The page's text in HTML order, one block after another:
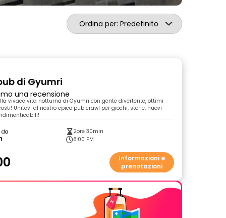
Ordina per: Predefinito
di Gyumri
una recensione
vivace vita notturna di Gyumri con gente divertente, ottimi
Unitevi al nostro epico pub crawl per giochi, storie, nuovi
da
2ore 30min
8:00 PM
Informazioni e
prenotazioni